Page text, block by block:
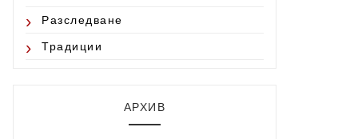
Разследване
Традиции
АРХИВ